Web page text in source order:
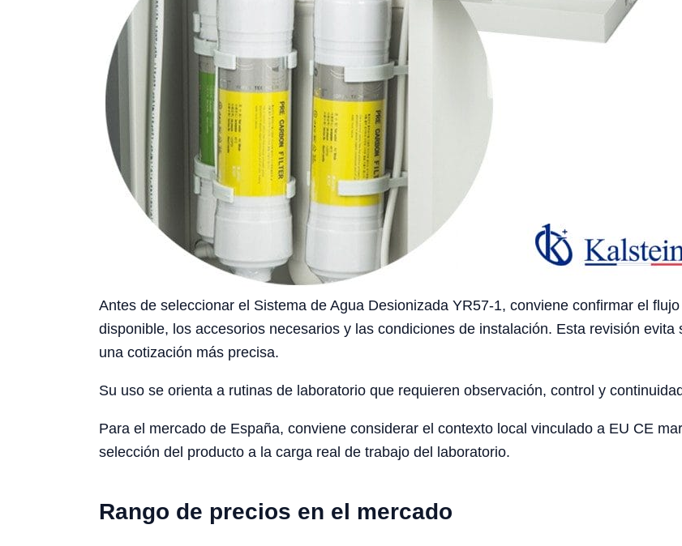
Antes de seleccionar el Sistema de Agua Desionizada YR57-1, conviene confirmar el
disponible, los accesorios necesarios y las condiciones de instalación. Esta revisión
una cotización más precisa.
Su uso se orienta a rutinas de laboratorio que requieren observación, control y
Para el mercado de España, conviene considerar el contexto local vinculado a EU CE
selección del producto a la carga real de trabajo del laboratorio.
Rango de precios en el mercado